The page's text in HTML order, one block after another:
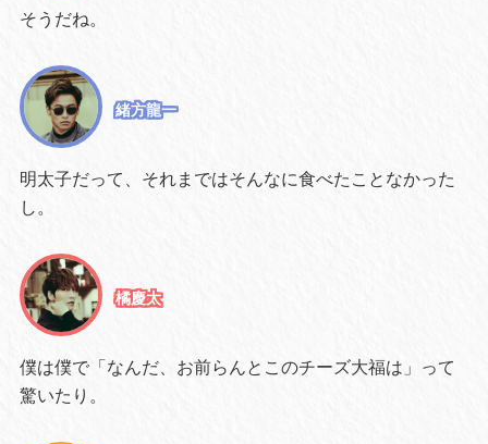
そうだね。
緒方龍一
明太子だって、それまではそんなに食べたことなかった
し。
橘慶太
僕は僕で「なんだ、お前らんとこのチーズ大福は」って
驚いたり。